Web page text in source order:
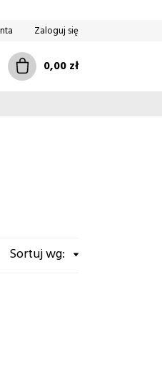
Zaloguj się
0,00 zł
Sortuj wg: